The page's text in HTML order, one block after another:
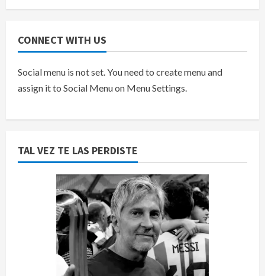
CONNECT WITH US
Social menu is not set. You need to create menu and
assign it to Social Menu on Menu Settings.
TAL VEZ TE LAS PERDISTE